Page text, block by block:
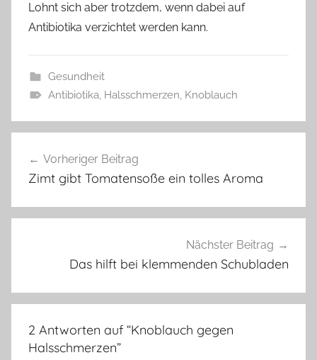
Lohnt sich aber trotzdem, wenn dabei auf
Antibiotika verzichtet werden kann.
Gesundheit
Antibiotika, Halsschmerzen, Knoblauch
Vorheriger Beitrag
Zimt gibt Tomatensoße ein tolles Aroma
Nächster Beitrag
Das hilft bei klemmenden Schubladen
2 Antworten auf “Knoblauch gegen
Halsschmerzen”